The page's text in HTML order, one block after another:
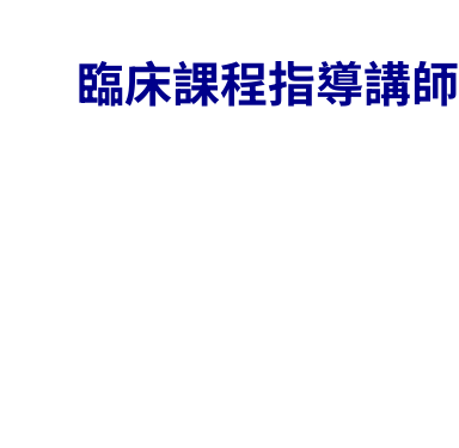
臨床課程指導講師